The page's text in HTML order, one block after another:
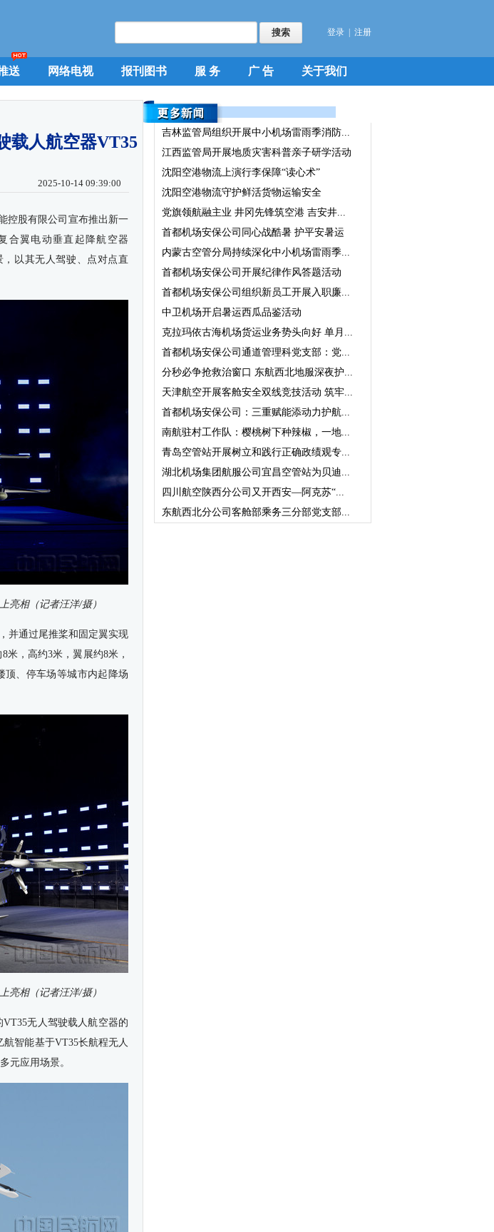
登录 注册
送 网络电视 报刊图书 服 务 广 告 关于我们
载人航空器VT35
2025-10-14 09:39:00
控股有限公司宣布推出新一
合翼电动垂直起降航空器
，以其无人驾驶、点对点直
亮相（记者汪洋/摄）
并通过尾推桨和固定翼实现
米，高约3米，翼展约8米，
顶、停车场等城市内起降场
亮相（记者汪洋/摄）
无人驾驶载人航空器的
智能基于VT35长航程无人
元应用场景。
吉林监管局组织开展中小机场雷雨季消防...
江西监管局开展地质灾害科普亲子研学活动
沈阳空港物流上演行李保障“读心术”
沈阳空港物流守护鲜活货物运输安全
党旗领航融主业 井冈先锋筑空港 吉安井...
首都机场安保公司同心战酷暑 护平安暑运
内蒙古空管分局持续深化中小机场雷雨季...
首都机场安保公司开展纪律作风答题活动
首都机场安保公司组织新员工开展入职廉...
中卫机场开启暑运西瓜品鉴活动
克拉玛依古海机场货运业务势头向好 单月...
首都机场安保公司通道管理科党支部：党...
分秒必争抢救治窗口 东航西北地服深夜护...
天津航空开展客舱安全双线竞技活动 筑牢...
首都机场安保公司：三重赋能添动力护航...
南航驻村工作队：樱桃树下种辣椒，一地...
青岛空管站开展树立和践行正确政绩观专...
湖北机场集团航服公司宜昌空管站为贝迪...
四川航空陕西分公司又开西安—阿克苏“...
东航西北分公司客舱部乘务三分部党支部...